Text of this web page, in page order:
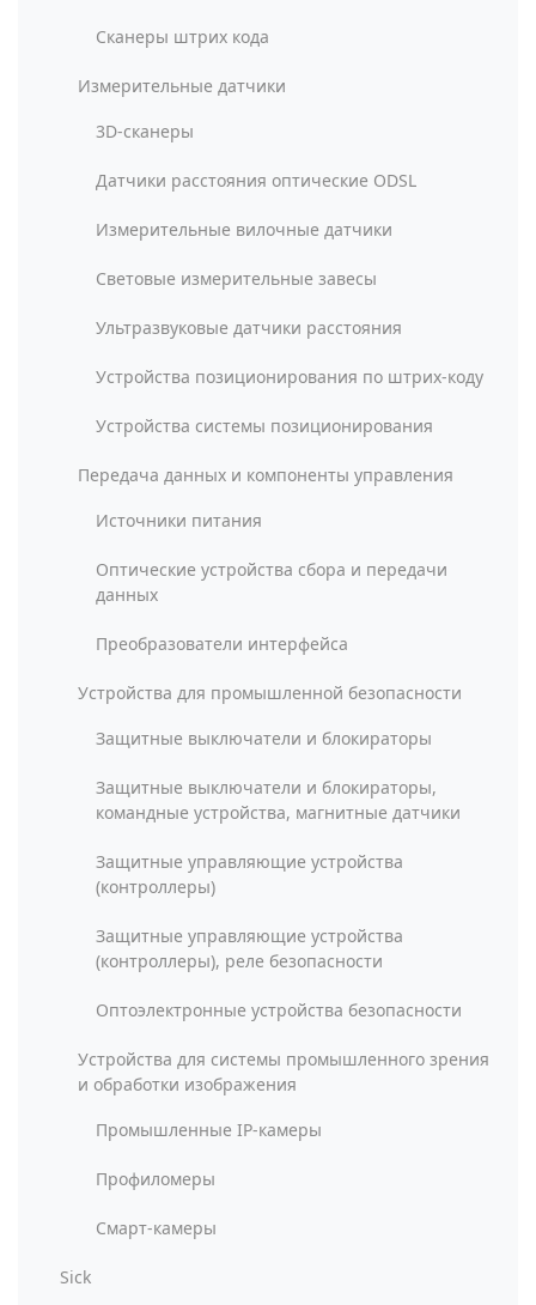
Сканеры штрих кода
Измерительные датчики
3D-сканеры
Датчики расстояния оптические ODSL
Измерительные вилочные датчики
Световые измерительные завесы
Ультразвуковые датчики расстояния
Устройства позиционирования по штрих-коду
Устройства системы позиционирования
Передача данных и компоненты управления
Источники питания
Оптические устройства сбора и передачи
данных
Преобразователи интерфейса
Устройства для промышленной безопасности
Защитные выключатели и блокираторы
Защитные выключатели и блокираторы,
командные устройства, магнитные датчики
Защитные управляющие устройства
(контроллеры)
Защитные управляющие устройства
(контроллеры), реле безопасности
Оптоэлектронные устройства безопасности
Устройства для системы промышленного зрения
и обработки изображения
Промышленные IP-камеры
Профиломеры
Смарт-камеры
Sick